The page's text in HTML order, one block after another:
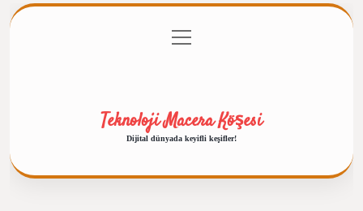
Gizlilik Politikası
menüyü
aç
Teknoloji Macera Köşesi
Dijital dünyada keyifli keşifler!